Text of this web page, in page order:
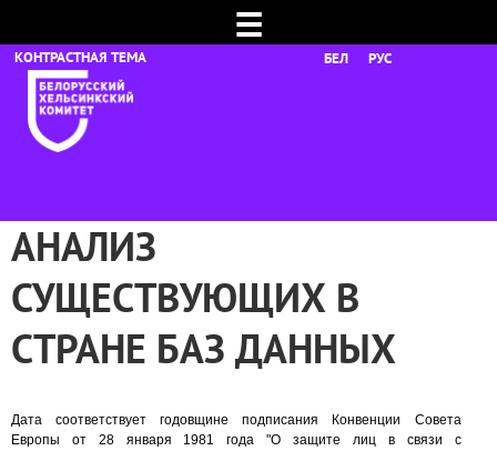
☰
БЕЛ РУС
АНАЛИЗ
СУЩЕСТВУЮЩИХ В
СТРАНЕ БАЗ ДАННЫХ
Дата соответствует годовщине подписания Конвенции Совета
Европы от 28 января 1981 года "О защите лиц в связи с